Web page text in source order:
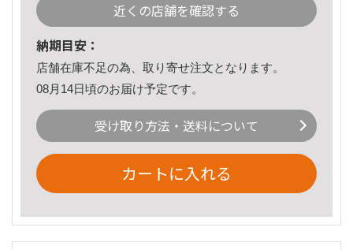
近くの店舗を確認する
納期目安：
店舗在庫不足の為、取り寄せ注文となります。
08月14日頃のお届け予定です。
受け取り方法・送料について
カートに入れる